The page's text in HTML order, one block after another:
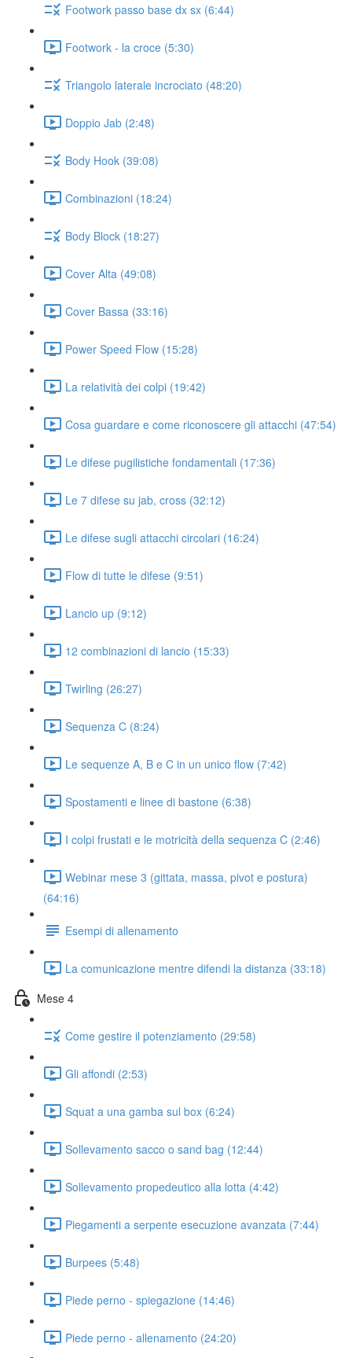
Footwork passo base dx sx (6:44)
Footwork - la croce (5:30)
Triangolo laterale incrociato (48:20)
Doppio Jab (2:48)
Body Hook (39:08)
Combinazioni (18:24)
Body Block (18:27)
Cover Alta (49:08)
Cover Bassa (33:16)
Power Speed Flow (15:28)
La relatività dei colpi (19:42)
Cosa guardare e come riconoscere gli attacchi (47:54)
Le difese pugilistiche fondamentali (17:36)
Le 7 difese su jab, cross (32:12)
Le difese sugli attacchi circolari (16:24)
Flow di tutte le difese (9:51)
Lancio up (9:12)
12 combinazioni di lancio (15:33)
Twirling (26:27)
Sequenza C (8:24)
Le sequenze A, B e C in un unico flow (7:42)
Spostamenti e linee di bastone (6:38)
I colpi frustati e le motricità della sequenza C (2:46)
Webinar mese 3 (gittata, massa, pivot e postura)
(64:16)
Esempi di allenamento
La comunicazione mentre difendi la distanza (33:18)
Mese 4
Come gestire il potenziamento (29:58)
Gli affondi (2:53)
Squat a una gamba sul box (6:24)
Sollevamento sacco o sand bag (12:44)
Sollevamento propedeutico alla lotta (4:42)
Piegamenti a serpente esecuzione avanzata (7:44)
Burpees (5:48)
Piede perno - spiegazione (14:46)
Piede perno - allenamento (24:20)